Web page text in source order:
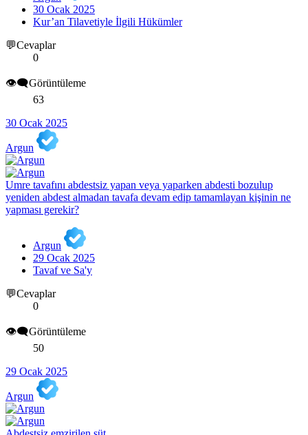
30 Ocak 2025
Kur’an Tilavetiyle İlgili Hükümler
💬Cevaplar
0
👁️‍🗨️Görüntüleme
63
30 Ocak 2025
Argun
Umre tavafını abdestsiz yapan veya yaparken abdesti bozulup
yeniden abdest almadan tavafa devam edip tamamlayan kişinin ne
yapması gerekir?
Argun
29 Ocak 2025
Tavaf ve Sa'y
💬Cevaplar
0
👁️‍🗨️Görüntüleme
50
29 Ocak 2025
Argun